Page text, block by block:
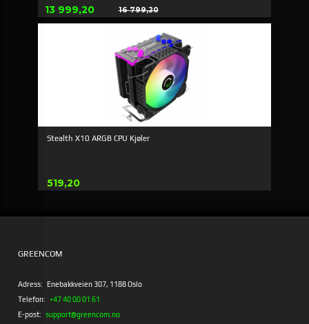
Erbjudande
13 999,20 16 799,20
Rabatt
Stealth X10 ARGB CPU Kjøler
Pris
519,20
GREENCOM
Adress: Enebakkveien 307, 1188 Oslo
Telefon: +47 40 00 01 61
E-post: support@greencom.no